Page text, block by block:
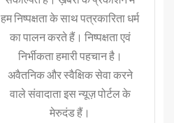
हम निष्पक्षता के साथ पत्रकारिता धर्म
का पालन करते हैं। निष्पक्षता एवं
निर्भीकता हमारी पहचान है।
अवैतनिक और स्वैक्षिक सेवा करने
वाले संवादाता इस न्यूज़ पोर्टल के
मेरुदंड हैं।